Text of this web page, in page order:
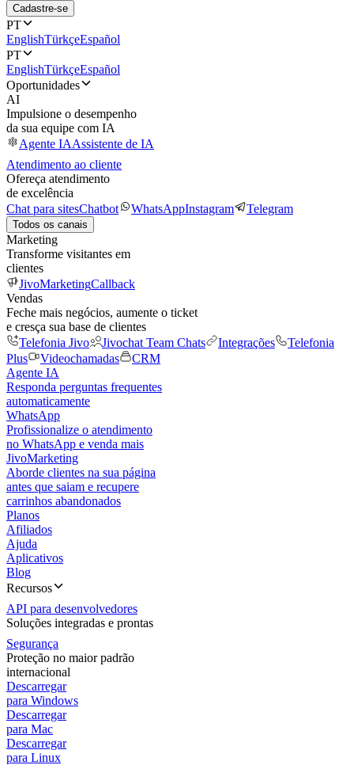
Cadastre-se
PT
EnglishTürkçeEspañol
PT
EnglishTürkçeEspañol
Oportunidades
AI
Impulsione o desempenho
da sua equipe com IA
Agente IAAssistente de IA
Atendimento ao cliente
Ofereça atendimento
de excelência
Chat para sitesChatbot WhatsAppInstagram Telegram
Todos os canais
Marketing
Transforme visitantes em
clientes
JivoMarketingCallback
Vendas
Feche mais negócios, aumente o ticket
e cresça sua base de clientes
Telefonia Jivo
Jivochat Team Chats Integrações
Telefonia
Plus
Videochamadas
CRM
Agente IA
Responda perguntas frequentes
automaticamente
WhatsApp
Profissionalize o atendimento
no WhatsApp e venda mais
JivoMarketing
Aborde clientes na sua página
antes que saiam e recupere
carrinhos abandonados
Planos
Afiliados
Ajuda
Aplicativos
Blog
Recursos
API para desenvolvedores
Soluções integradas e prontas
Segurança
Proteção no maior padrão
internacional
Descarregar
para Windows
Descarregar
para Mac
Descarregar
para Linux